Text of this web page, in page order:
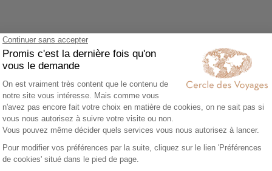
Agrandir le plan